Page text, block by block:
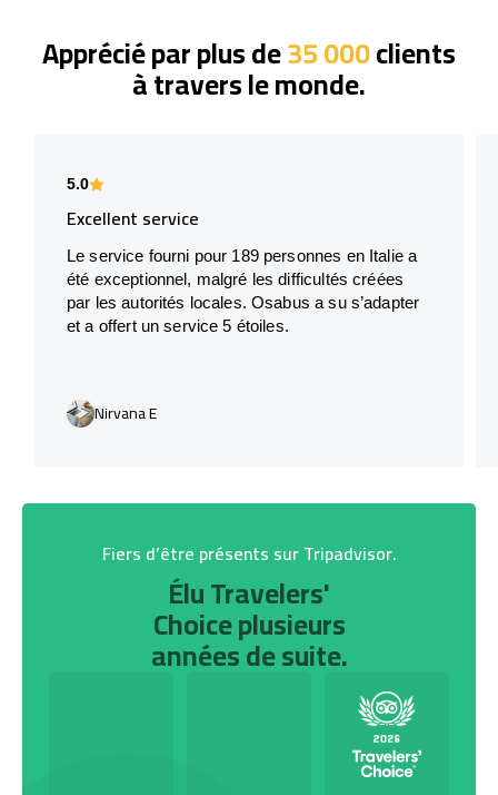
Apprécié par plus de35 000clients
à travers le monde.
5.0
Excellent service
Le service fourni pour 189 personnes en Italie a
été exceptionnel, malgré les difficultés créées
par les autorités locales. Osabus a su s’adapter
et a offert un service 5 étoiles.
Nirvana E
Fiers d’être présents sur Tripadvisor.
Élu Travelers'
Choice plusieurs
années de suite.